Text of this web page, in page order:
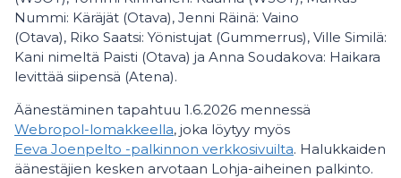
Nummi: Käräjät (Otava), Jenni Räinä: Vaino
(Otava), Riko Saatsi: Yönistujat (Gummerrus), Ville Similä:
Kani nimeltä Paisti (Otava) ja Anna Soudakova: Haikara
levittää siipensä (Atena).
Äänestäminen tapahtuu 1.6.2026 mennessä
Webropol-lomakkeella, joka löytyy myös
Eeva Joenpelto -palkinnon verkkosivuilta. Halukkaiden
äänestäjien kesken arvotaan Lohja-aiheinen palkinto.